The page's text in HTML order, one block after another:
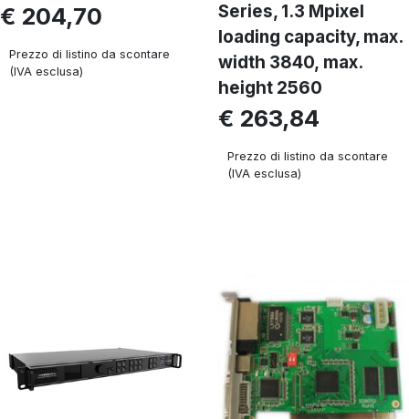
€ 204,70
Prezzo di listino da scontare
(IVA esclusa)
Series, 1.3 Mpixel
loading capacity, max.
width 3840, max.
height 2560
€ 263,84
Prezzo di listino da scontare
(IVA esclusa)